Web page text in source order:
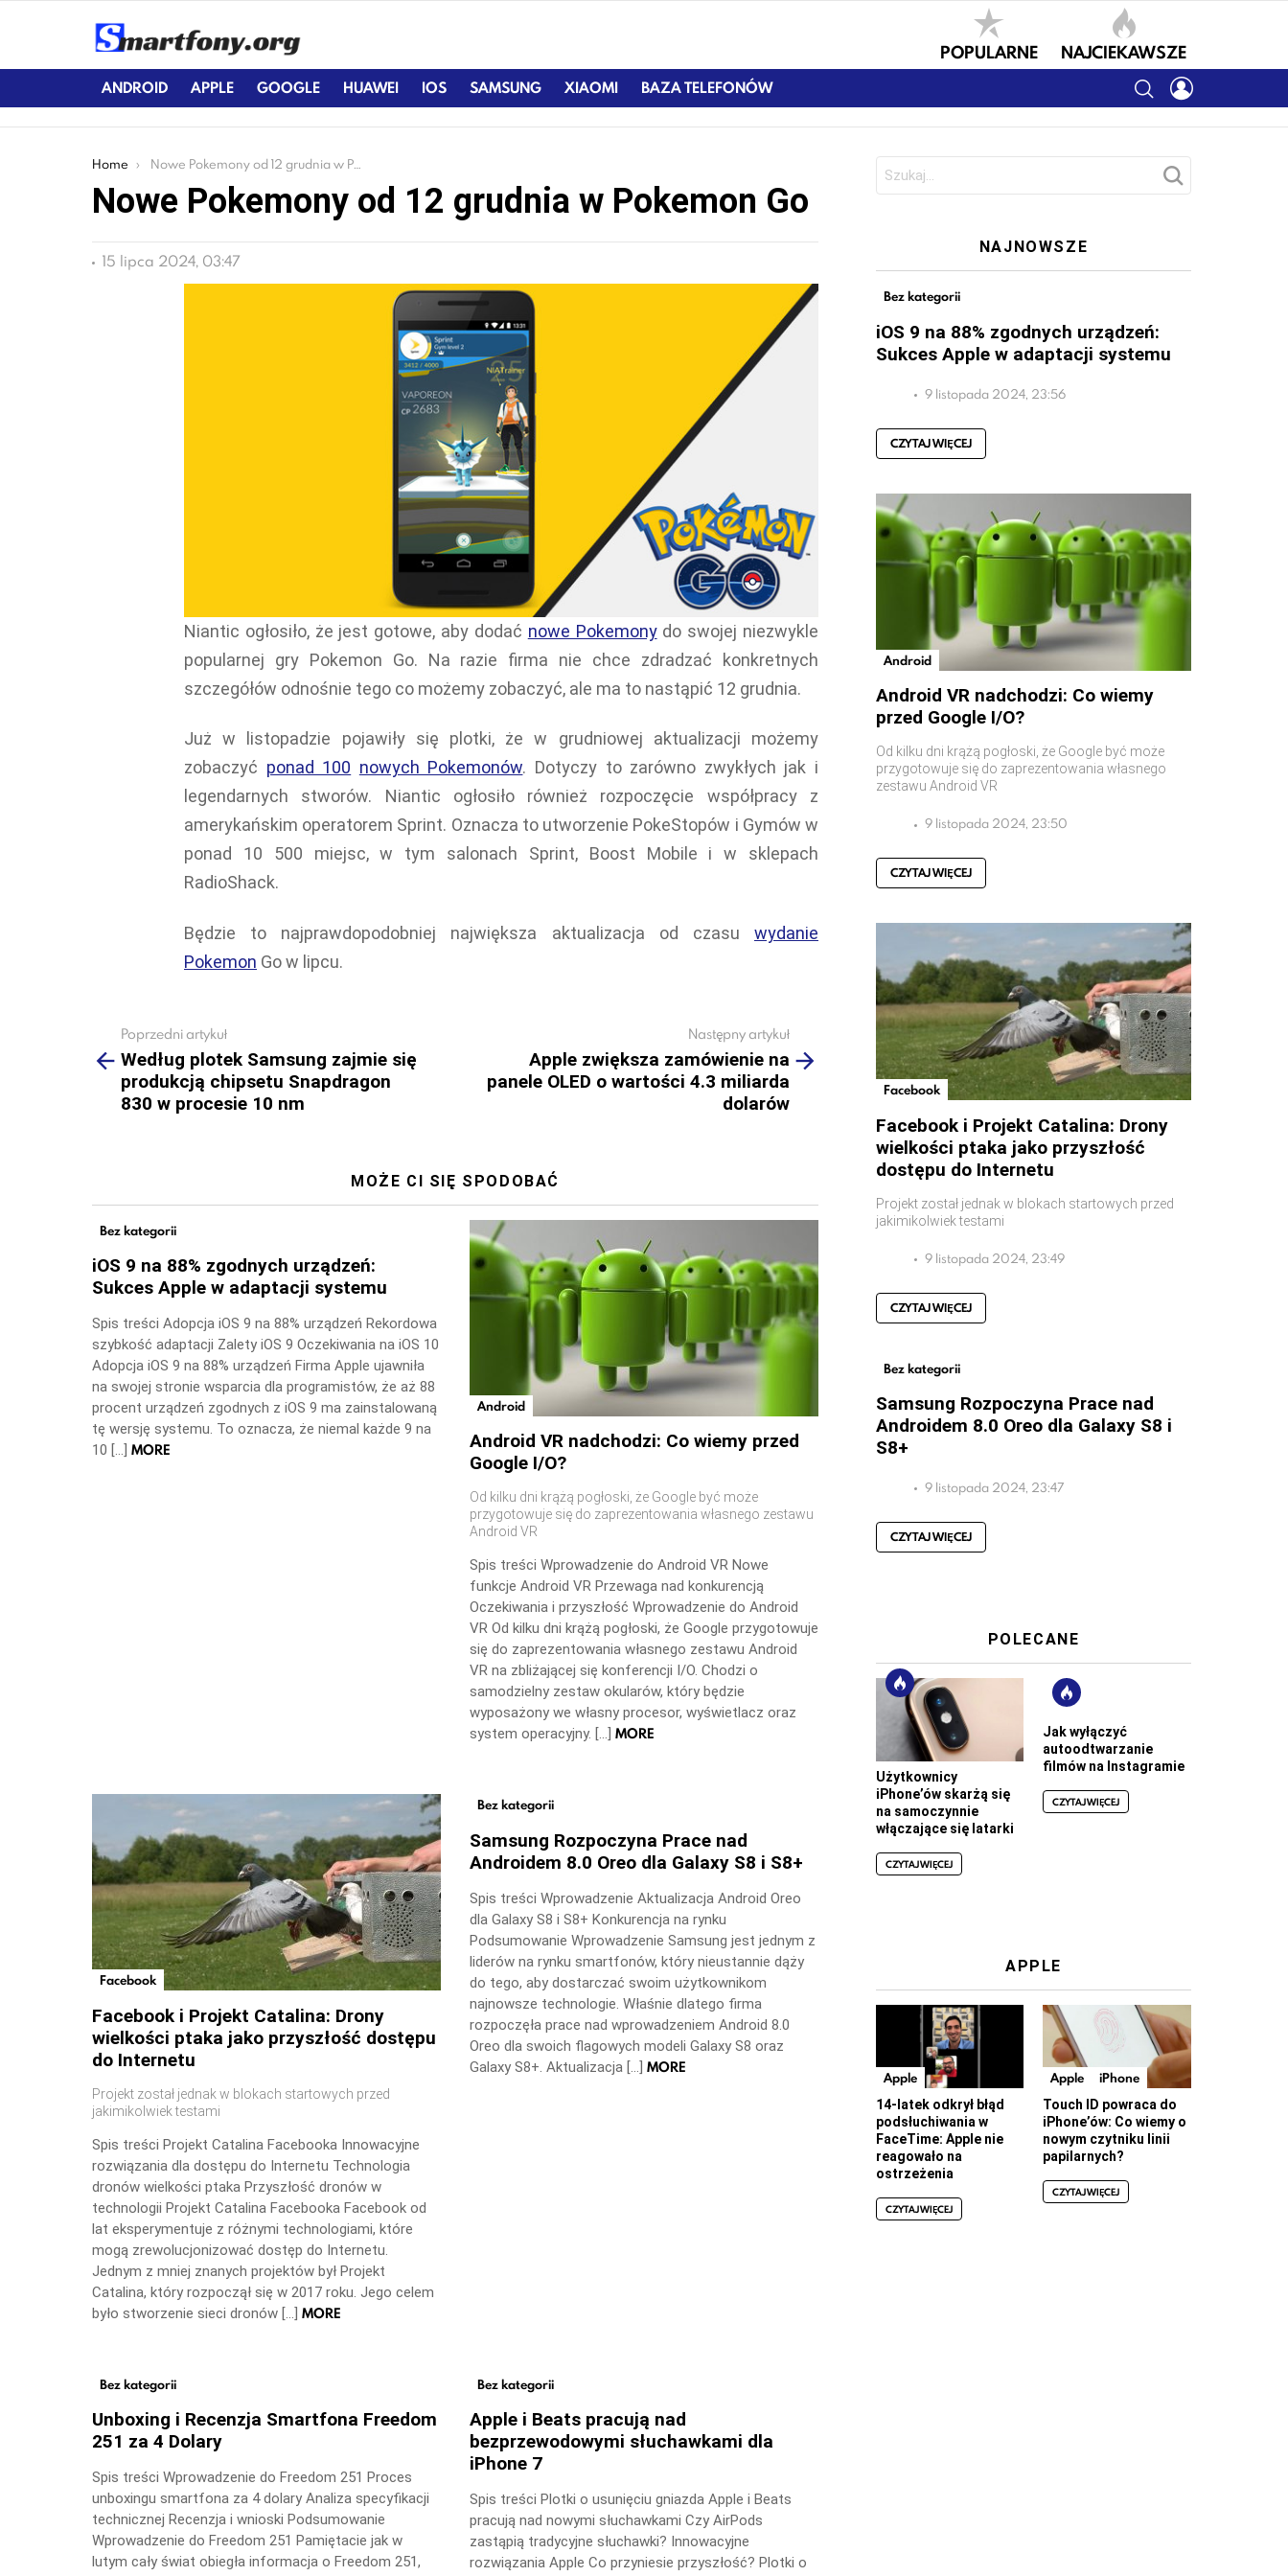
POPULARNE NAJCIEKAWSZE
ANDROID APPLE GOOGLE HUAWEI IOS SAMSUNG XIAOMI BAZA TELEFONÓW SEARCH
You are here:
Home Nowe Pokemony od 12 grudnia w Pokemon Go
Nowe Pokemony od 12 grudnia w Pokemon Go
15 lipca 2024, 03:47
Niantic ogłosiło, że jest gotowe, aby dodać nowe Pokemonydo swojej niezwykle
popularnej gry Pokemon Go. Na razie firma nie chce zdradzać konkretnych
szczegółów odnośnie tego co możemy zobaczyć, ale ma to nastąpić 12 grudnia.
Już w listopadzie pojawiły się plotki, że w grudniowej aktualizacji możemy
zobaczyć ponad 100 nowych Pokemonów. Dotyczy to zarówno zwykłych jak i
legendarnych stworów. Niantic ogłosiło również rozpoczęcie współpracy z
amerykańskim operatorem Sprint. Oznacza to utworzenie PokeStopów i Gymów w
ponad 10 500 miejsc, w tym salonach Sprint, Boost Mobile i w sklepach
RadioShack.
Będzie to najprawdopodobniej największa aktualizacja od czasu wydanie
Pokemon Go w lipcu.
more
Poprzedni artykuł
Według plotek Samsung zajmie się
produkcją chipsetu Snapdragon
830 w procesie 10 nm
Następny artykuł
Apple zwiększa zamówienie na
panele OLED o wartości 4.3 miliarda
dolarów
MOŻE CI SIĘ SPODOBAĆ
Bez kategorii
iOS 9 na 88% zgodnych urządzeń:
Sukces Apple w adaptacji systemu
Spis treści Adopcja iOS 9 na 88% urządzeń Rekordowa
szybkość adaptacji Zalety iOS 9 Oczekiwania na iOS 10
Adopcja iOS 9 na 88% urządzeń Firma Apple ujawniła
na swojej stronie wsparcia dla programistów, że aż 88
procent urządzeń zgodnych z iOS 9 ma zainstalowaną
tę wersję systemu. To oznacza, że niemal każde 9 na
10 […] MORE
Android
Android VR nadchodzi: Co wiemy przed
Google I/O?
Od kilku dni krążą pogłoski, że Google być może
przygotowuje się do zaprezentowania własnego zestawu
Android VR
Spis treści Wprowadzenie do Android VR Nowe
funkcje Android VR Przewaga nad konkurencją
Oczekiwania i przyszłość Wprowadzenie do Android
VR Od kilku dni krążą pogłoski, że Google przygotowuje
się do zaprezentowania własnego zestawu Android
VR na zbliżającej się konferencji I/O. Chodzi o
samodzielny zestaw okularów, który będzie
wyposażony we własny procesor, wyświetlacz oraz
system operacyjny. […] MORE
Facebook
Facebook i Projekt Catalina: Drony
wielkości ptaka jako przyszłość dostępu
do Internetu
Projekt został jednak w blokach startowych przed
jakimikolwiek testami
Spis treści Projekt Catalina Facebooka Innowacyjne
rozwiązania dla dostępu do Internetu Technologia
dronów wielkości ptaka Przyszłość dronów w
technologii Projekt Catalina Facebooka Facebook od
lat eksperymentuje z różnymi technologiami, które
mogą zrewolucjonizować dostęp do Internetu.
Jednym z mniej znanych projektów był Projekt
Catalina, który rozpoczął się w 2017 roku. Jego celem
było stworzenie sieci dronów […] MORE
Bez kategorii
Samsung Rozpoczyna Prace nad
Androidem 8.0 Oreo dla Galaxy S8 i S8+
Spis treści Wprowadzenie Aktualizacja Android Oreo
dla Galaxy S8 i S8+ Konkurencja na rynku
Podsumowanie Wprowadzenie Samsung jest jednym z
liderów na rynku smartfonów, który nieustannie dąży
do tego, aby dostarczać swoim użytkownikom
najnowsze technologie. Właśnie dlatego firma
rozpoczęła prace nad wprowadzeniem Android 8.0
Oreo dla swoich flagowych modeli Galaxy S8 oraz
Galaxy S8+. Aktualizacja […] MORE
Bez kategorii
Unboxing i Recenzja Smartfona Freedom
251 za 4 Dolary
Spis treści Wprowadzenie do Freedom 251 Proces
unboxingu smartfona za 4 dolary Analiza specyfikacji
technicznej Recenzja i wnioski Podsumowanie
Wprowadzenie do Freedom 251 Pamiętacie jak w
lutym cały świat obiegła informacja o Freedom 251,
Bez kategorii
Apple i Beats pracują nad
bezprzewodowymi słuchawkami dla
iPhone 7
Spis treści Plotki o usunięciu gniazda Apple i Beats
pracują nad nowymi słuchawkami Czy AirPods
zastąpią tradycyjne słuchawki? Innowacyjne
rozwiązania Apple Co przyniesie przyszłość? Plotki o
NAJNOWSZE
Bez kategorii
iOS 9 na 88% zgodnych urządzeń:
Sukces Apple w adaptacji systemu
9 listopada 2024, 23:56
CZYTAJ WIĘCEJ
Android
Android VR nadchodzi: Co wiemy
przed Google I/O?
Od kilku dni krążą pogłoski, że Google być może
przygotowuje się do zaprezentowania własnego
zestawu Android VR
9 listopada 2024, 23:50
CZYTAJ WIĘCEJ
Facebook
Facebook i Projekt Catalina: Drony
wielkości ptaka jako przyszłość
dostępu do Internetu
Projekt został jednak w blokach startowych przed
jakimikolwiek testami
9 listopada 2024, 23:49
CZYTAJ WIĘCEJ
Bez kategorii
Samsung Rozpoczyna Prace nad
Androidem 8.0 Oreo dla Galaxy S8 i
S8+
9 listopada 2024, 23:47
CZYTAJ WIĘCEJ
POLECANE
Użytkownicy
iPhone’ów skarżą się
na samoczynnie
włączające się latarki
CZYTAJ WIĘCEJ
Jak wyłączyć
autoodtwarzanie
filmów na Instagramie
CZYTAJ WIĘCEJ
APPLE
Apple
14-latek odkrył błąd
podsłuchiwania w
FaceTime: Apple nie
reagowało na
ostrzeżenia
CZYTAJ WIĘCEJ
Apple iPhone
Touch ID powraca do
iPhone’ów: Co wiemy o
nowym czytniku linii
papilarnych?
CZYTAJ WIĘCEJ